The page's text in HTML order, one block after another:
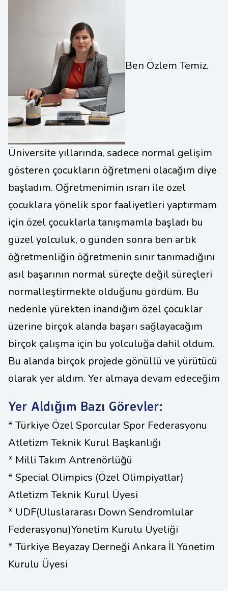
Ben Özlem Temiz.
Üniversite yıllarında, sadece normal gelişim
gösteren çocukların öğretmeni olacağım diye
başladım. Öğretmenimin ısrarı ile özel
çocuklara yönelik spor faaliyetleri yaptırmam
için özel çocuklarla tanışmamla başladı bu
güzel yolculuk, o günden sonra ben artık
öğretmenliğin öğretmenin sınır tanımadığını
asıl başarının normal süreçte değil süreçleri
normalleştirmekte olduğunu gördüm. Bu
nedenle yürekten inandığım özel çocuklar
üzerine birçok alanda başarı sağlayacağım
birçok çalışma için bu yolculuğa dahil oldum.
Bu alanda birçok projede gönüllü ve yürütücü
olarak yer aldım. Yer almaya devam edeceğim
Yer Aldığım Bazı Görevler:
* Türkiye Özel Sporcular Spor Federasyonu
Atletizm Teknik Kurul Başkanlığı
* Milli Takım Antrenörlüğü
* Special Olimpics (Özel Olimpiyatlar)
Atletizm Teknik Kurul Üyesi
* UDF(Uluslararası Down Sendromlular
Federasyonu)Yönetim Kurulu Üyeliği
* Türkiye Beyazay Derneği Ankara İl Yönetim
Kurulu Üyesi